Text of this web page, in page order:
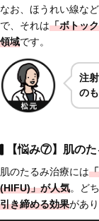
なお、ほうれい線な
で、それは「ボトッ
領域です。
注
の
【悩み⑦】肌の
肌のたるみ治療には
(HIFU)」が人気。ど
引き締める効果があ